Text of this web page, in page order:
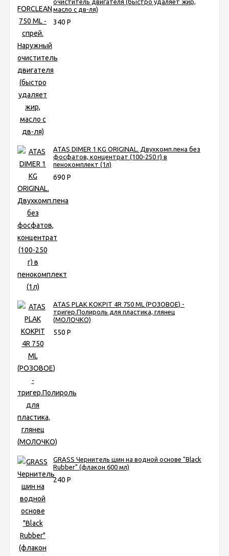
масло с дв-ля)
340 Р
ATAS DIMER 1 KG ORIGINAL. Двухкомп.пена без
фосфатов, концентрат (100-250 г) в
пенокомплект (1л)
690 Р
ATAS PLAK KOKPIT 4R 750 ML (РОЗОВОЕ) -
тригер.Полироль для пластика, глянец
(МОЛОЧКО)
550 Р
GRASS Чернитель шин на водной основе "Black
Rubber" (флакон 600 мл)
240 Р